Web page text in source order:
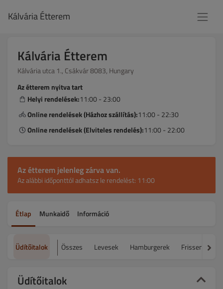
Kálvária Étterem
Kálvária Étterem
Kálvária utca 1., Csákvár 8083, Hungary
Az étterem nyitva tart
Helyi rendelések:11:00 - 23:00
Online rendelések (Házhoz szállítás):11:00 - 22:30
Online rendelések (Elviteles rendelés):11:00 - 22:00
Az étterem jelenleg zárva van.
Az alábbi időponttól adhatsz le rendelést: 11:00
Étlap Munkaidő Információ
Üdítőitalok Összes Levesek Hamburgerek Frissensültek
Üdítőitalok